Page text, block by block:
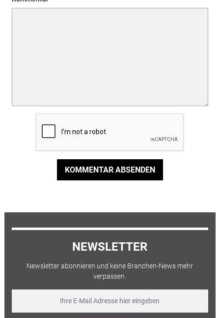
KOMMENTAR ABSENDEN
NEWSLETTER
Newsletter abonnieren und keine Branchen-News mehr
verpassen.